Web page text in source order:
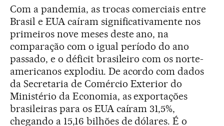
Com a pandemia, as trocas comerciais entre
Brasil e EUA caíram significativamente nos
primeiros nove meses deste ano, na
comparação com o igual período do ano
passado, e o déficit brasileiro com os norte-
americanos explodiu. De acordo com dados
da Secretaria de Comércio Exterior do
Ministério da Economia, as exportações
brasileiras para os EUA caíram 31,5%,
chegando a 15,16 bilhões de dólares. É o